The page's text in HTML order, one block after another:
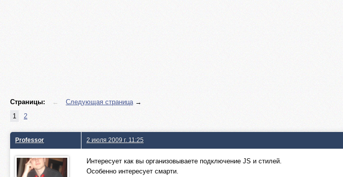
Страницы: ← Следующая страница→
1
2
Professor 2 июля 2009 г. 11:25
Интересует как вы организовываете подключение JS и стилей.
Особенно интересует смарти.